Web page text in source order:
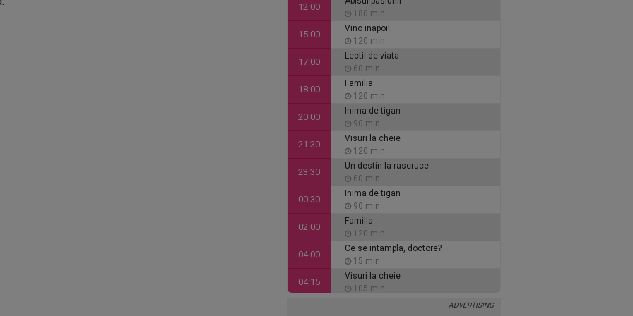
12:00
180 min
15:00
Vino inapoi!
120 min
17:00
Lectii de viata
60 min
18:00
Familia
120 min
20:00
Inima de tigan
90 min
21:30
Visuri la cheie
120 min
23:30
Un destin la rascruce
60 min
00:30
Inima de tigan
90 min
02:00
Familia
120 min
04:00
Ce se intampla, doctore?
15 min
04:15
Visuri la cheie
105 min